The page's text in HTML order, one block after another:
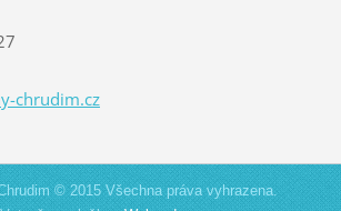
chrudim.cz
© 2015 Všechna práva vyhrazena.